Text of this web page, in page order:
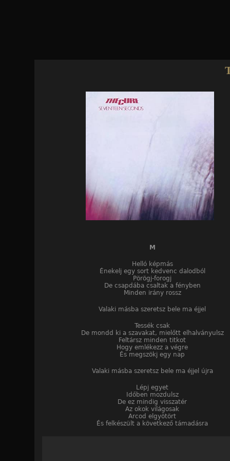
M
Helló képmás
Énekelj egy sort kedvenc dalodból
Pörögj-forogj
De csapdába csaltak a fényben
Minden irány rossz
Valaki másba szeretsz bele ma éjjel
Tessék csak
De mondd ki a szavakat, mielőtt elhalványulsz
Feltársz minden titkot
Hogy emlékezz a végre
És megszökj egy nap
Valaki másba szeretsz bele ma éjjel újra
Lépj egyet
Időben mozdulsz
De ez mindig visszatér
Az okok világosak
Arcod elgyötört
És felkészült a következő támadásra